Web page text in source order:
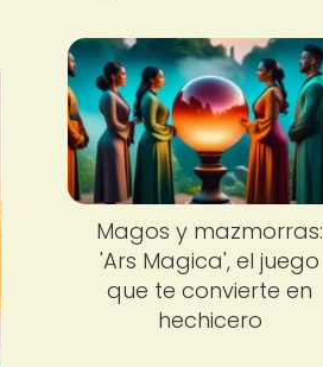
Magos y mazmorras:
'Ars Magica', el juego
que te convierte en
hechicero